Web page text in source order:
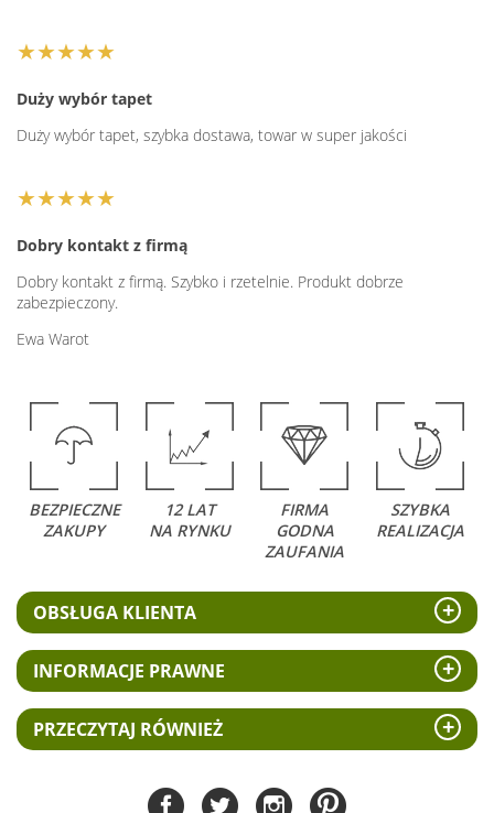
★★★★★
Duży wybór tapet
Duży wybór tapet, szybka dostawa, towar w super jakości
★★★★★
Dobry kontakt z firmą
Dobry kontakt z firmą. Szybko i rzetelnie. Produkt dobrze
zabezpieczony.
Ewa Warot
BEZPIECZNE
ZAKUPY
12 LAT
NA RYNKU
FIRMA
GODNA
ZAUFANIA
SZYBKA
REALIZACJA
OBSŁUGA KLIENTA
INFORMACJE PRAWNE
PRZECZYTAJ RÓWNIEŻ